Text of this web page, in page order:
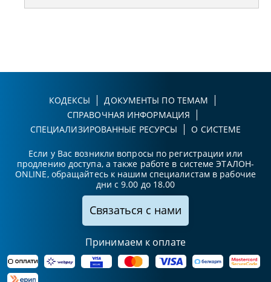
КОДЕКСЫ
ДОКУМЕНТЫ ПО ТЕМАМ
СПРАВОЧНАЯ ИНФОРМАЦИЯ
СПЕЦИАЛИЗИРОВАННЫЕ РЕСУРСЫ
О СИСТЕМЕ
Если у Вас возникли вопросы по регистрации или
продлению доступа, а также работе в системе ЭТАЛОН-
ONLINE, обращайтесь к нашим специалистам в рабочие
дни с 9.00 до 18.00
Связаться с нами
Принимаем к оплате